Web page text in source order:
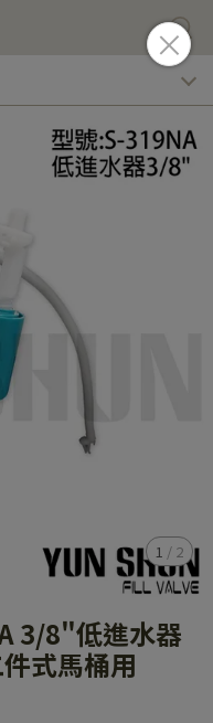
1 / 2
3/8"低進水器
式馬桶用